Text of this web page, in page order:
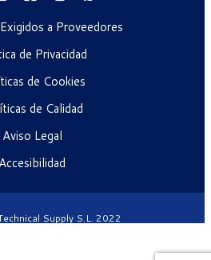
a Proveedores
de Privacidad
de Cookies
de Calidad
Aviso Legal
Accesibilidad
Supply S.L. 2022